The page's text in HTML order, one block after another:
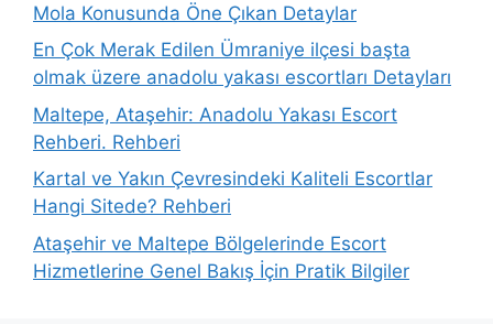
Mola Konusunda Öne Çıkan Detaylar
En Çok Merak Edilen Ümraniye ilçesi başta
olmak üzere anadolu yakası escortları Detayları
Maltepe, Ataşehir: Anadolu Yakası Escort
Rehberi. Rehberi
Kartal ve Yakın Çevresindeki Kaliteli Escortlar
Hangi Sitede? Rehberi
Ataşehir ve Maltepe Bölgelerinde Escort
Hizmetlerine Genel Bakış İçin Pratik Bilgiler